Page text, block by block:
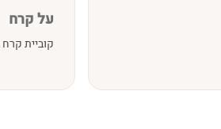
על קרח
קוביית